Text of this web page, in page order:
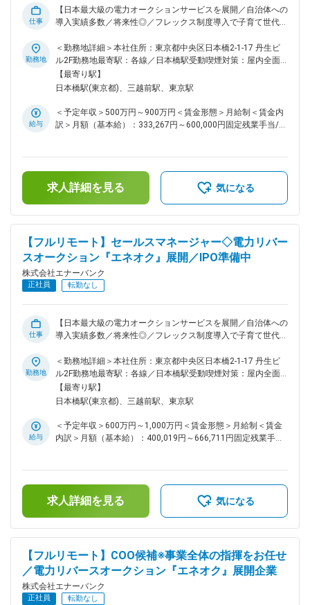
られることも多く、自身の仕事の社会的意義を実感できます。
・原則フルリモート勤務により、時間や場所にとらわれず、自
クトである法人向け電力リバースオークション『エネオク』を
はじめ、環境価値取引サービス『グリーンチケット』や、太陽
光発電設備導入のシステム選定支援サービス『ソラレコ』を開
発しています。 エネオクの取扱総額も800億円を突破するほど
の急成長を遂げています。 変更の範囲：会社の定める業務
仕事
【日本最大級の電力オークションサービスを展開／自治体への
導入実績多数／将来性◎／フレックス制度導入で子育て世代活
オークション『エネオク』を武器に、官公庁やエンタープライ
ズ企業との共同電力調達を推進し、エネルギー調達の常識を塗
り替えています。 このポジションは、単なる販売ではなく
「産業構造を変えるためのパートナーシップをデザインする」
ラ領域の変革を牽引します。 ■採用背景： エネオクはすでに
PMF（プロダクトマーケットフィット）を達成し、全国の自治
が急務です。 戦略レベルでパートナーシップを構築できる新
たな仲間を求めています。 ■ミッション： ◇官公庁／大企業／
金融機関など、社会インフラの要となる組織との戦略的アライ
アンス構築 ◇共同調達／共同事業モデルの企画／条件設計／合
基盤の確立 ◇パートナー企業の事業成長を支える戦略設計と伴
走 ◇営業戦略立案／実行／進捗管理／事業目標達成 ■具体的な
業務内容： ◇官公庁／大手民間企業／金融機関など戦略パート
ナーとの関係構築・深耕 ◇共同調達／共同事業に向けた提携ス
キームの企画／条件交渉 ◇パートナー企業の提案活動を支援
し、現場フィードバックを戦略に反映 ◇新規パートナー／自治
支援（カスタマーサクセス） ◇提案資料／事業スキーム設計資
料の作成 ◇ナレッジの体系化と組織への展開 ◇セールスチーム
グ： ◇入社後は、業界動向や自社プロダクトの提供価値につい
て集中的なインプット期間を設けています。 ◇既存プロジェク
トへの同席を通じてスムーズに業務にキャッチアップ可能で
す。 ◇ご経験に応じて裁量の範囲やリード領域を調整しなが
ら、段階的に独り立ちを支援します。 変更の範囲：会社の定
める業務
勤務地
＜勤務地詳細＞本社住所：東京都中央区日本橋2-1-17 丹生ビ
ル2F勤務地最寄駅：各線／日本橋駅受動喫煙対策：屋内全面
禁煙変更の範囲：会社の定める事業所（リモートワーク含む）
【最寄り駅】
日本橋駅(東京都)、三越前駅、東京駅
給与
＜予定年収＞500万円～900万円＜賃金形態＞月給制＜賃金内
訳＞月額（基本給）：333,267円～600,000円固定残業手当/
＜給与補足＞※現在年収を考慮しつつ、当社グレード制度を加
味して決定します。賃金はあくまでも目安の金額であり、選考
を通じて上下する可能性があります。月給(月額)は固定手当を
求人詳細を見る 気になる
【フルリモート】セールスマネージャー◇電力リバー
スオークション『エネオク』展開／IPO準備中
株式会社エナーバンク
正社員 転勤なし
仕事
【日本最大級の電力オークションサービスを展開／自治体への
導入実績多数／将来性◎／フレックス制度導入で子育て世代活
電力リバースオークション『エネオク』は、自治体・大手民間
企業からの導入が急増。特に、自治体と民間企業による「共同
電力調達」のニーズが高まり、プロジェクト数が急拡大してい
ます。 現在、自治体との共同調達や大手民間企業の導入が急
くりの両輪をリードできる方を募集します。 これまでに法人
向け電力販売、電力入札の応札対応、自治体・大手法人への提
体的な業務内容： 【営業および組織マネジメント】 ・セール
スチームの営業戦略立案～実行～進捗管理 ・セールスチーム
のKPI設計～管理～事業目標へのコミット ・組織設計／チーム
マネジメント（メンバー育成／ナレッジ共有体制の構築） ・
数部署と連携した案件推進（PM／カスタマーサクセス／オペ
レーションとの連携） 【顧客折衝・導入支援】 ・電力調達プ
ロセスの構造理解を前提とした課題ヒアリングと提案設計 ・
契約／価格／リスク／供給体制など多面的な条件整理と社内外
調整 ・大手法人や行政が関わるコンソーシアム／共同調達案
件のマネジメント ・入札支援／価格分析／調達戦略立案のコ
勤務地
＜勤務地詳細＞本社住所：東京都中央区日本橋2-1-17 丹生ビ
ル2F勤務地最寄駅：各線／日本橋駅受動喫煙対策：屋内全面
禁煙変更の範囲：会社の定める事業所（リモートワーク含む）
【最寄り駅】
日本橋駅(東京都)、三越前駅、東京駅
給与
＜予定年収＞600万円～1,000万円＜賃金形態＞月給制＜賃金
内訳＞月額（基本給）：400,019円～666,711円固定残業手当/
＜給与補足＞※現在年収を考慮しつつ、当社グレード制度を加
味して決定します。賃金はあくまでも目安の金額であり、選考
を通じて上下する可能性があります。月給(月額)は固定手当を
求人詳細を見る 気になる
【フルリモート】COO候補※事業全体の指揮をお任せ
／電力リバースオークション『エネオク』展開企業
株式会社エナーバンク
正社員 転勤なし